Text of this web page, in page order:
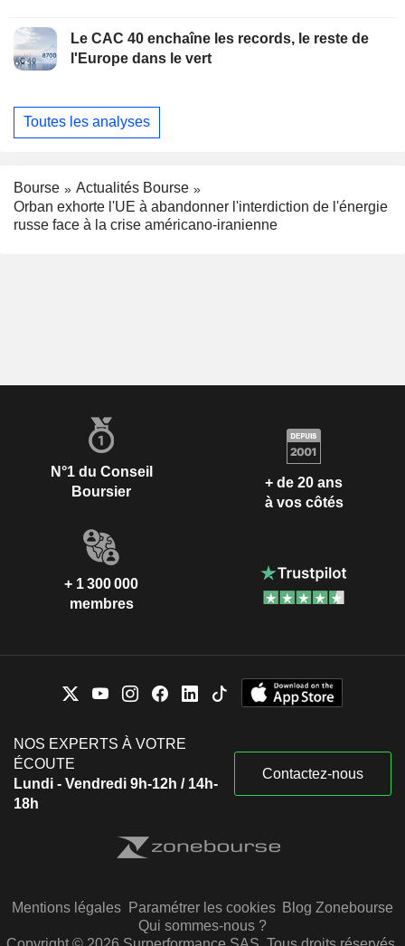
Le CAC 40 enchaîne les records, le reste de
l'Europe dans le vert
Toutes les analyses
Bourse
Actualités Bourse
Orban exhorte l'UE à abandonner l'interdiction de l'énergie
russe face à la crise américano-iranienne
N°1 du Conseil
Boursier
+ de 20 ans
à vos côtés
+ 1 300 000
membres
NOS EXPERTS À VOTRE
ÉCOUTE
Lundi - Vendredi 9h-12h / 14h-
18h
Contactez-nous
Mentions légales Paramétrer les cookies Blog Zonebourse
Qui sommes-nous ?